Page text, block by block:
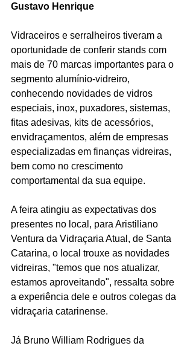
Gustavo Henrique
Vidraceiros e serralheiros tiveram a
oportunidade de conferir stands com
mais de 70 marcas importantes para o
segmento alumínio-vidreiro,
conhecendo novidades de vidros
especiais, inox, puxadores, sistemas,
fitas adesivas, kits de acessórios,
envidraçamentos, além de empresas
especializadas em finanças vidreiras,
bem como no crescimento
comportamental da sua equipe.
A feira atingiu as expectativas dos
presentes no local, para Aristiliano
Ventura da Vidraçaria Atual, de Santa
Catarina, o local trouxe as novidades
vidreiras, "temos que nos atualizar,
estamos aproveitando", ressalta sobre
a experiência dele e outros colegas da
vidraçaria catarinense.
Já Bruno William Rodrigues da